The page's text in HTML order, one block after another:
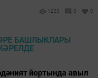
1230 0 0
йортында авыл